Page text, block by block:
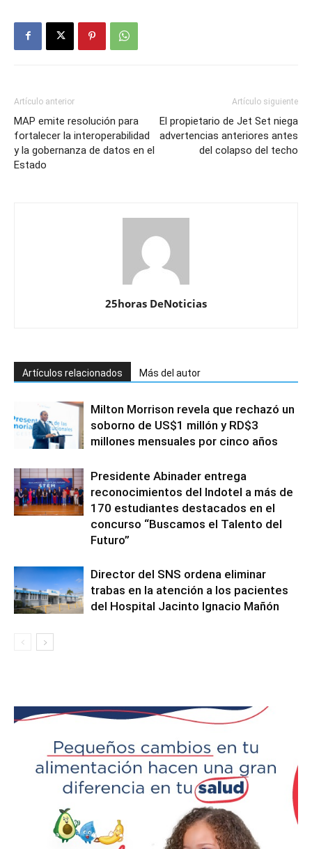
Artículo anterior
MAP emite resolución para
fortalecer la interoperabilidad
y la gobernanza de datos en el
Estado
Artículo siguiente
El propietario de Jet Set niega
advertencias anteriores antes
del colapso del techo
25horas DeNoticias
Artículos relacionados Más del autor
Milton Morrison revela que rechazó un
soborno de US$1 millón y RD$3
millones mensuales por cinco años
Presidente Abinader entrega
reconocimientos del Indotel a más de
170 estudiantes destacados en el
concurso “Buscamos el Talento del
Futuro”
Director del SNS ordena eliminar
trabas en la atención a los pacientes
del Hospital Jacinto Ignacio Mañón